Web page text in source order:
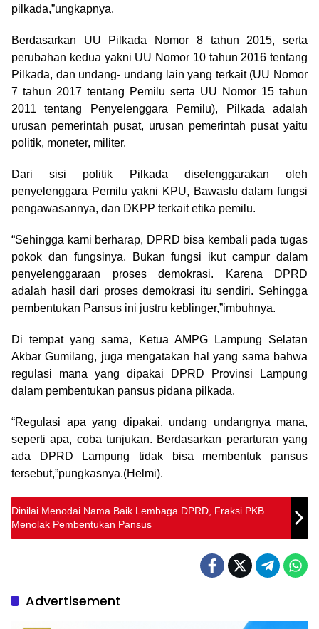
pilkada,”ungkapnya.
Berdasarkan UU Pilkada Nomor 8 tahun 2015, serta
perubahan kedua yakni UU Nomor 10 tahun 2016 tentang
Pilkada, dan undang- undang lain yang terkait (UU Nomor
7 tahun 2017 tentang Pemilu serta UU Nomor 15 tahun
2011 tentang Penyelenggara Pemilu), Pilkada adalah
urusan pemerintah pusat, urusan pemerintah pusat yaitu
politik, moneter, militer.
Dari sisi politik Pilkada diselenggarakan oleh
penyelenggara Pemilu yakni KPU, Bawaslu dalam fungsi
pengawasannya, dan DKPP terkait etika pemilu.
“Sehingga kami berharap, DPRD bisa kembali pada tugas
pokok dan fungsinya. Bukan fungsi ikut campur dalam
penyelenggaraan proses demokrasi. Karena DPRD
adalah hasil dari proses demokrasi itu sendiri. Sehingga
pembentukan Pansus ini justru keblinger,”imbuhnya.
Di tempat yang sama, Ketua AMPG Lampung Selatan
Akbar Gumilang, juga mengatakan hal yang sama bahwa
regulasi mana yang dipakai DPRD Provinsi Lampung
dalam pembentukan pansus pidana pilkada.
“Regulasi apa yang dipakai, undang undangnya mana,
seperti apa, coba tunjukan. Berdasarkan perarturan yang
ada DPRD Lampung tidak bisa membentuk pansus
tersebut,”pungkasnya.(Helmi).
Dinilai Menodai Nama Baik Lembaga DPRD, Fraksi PKB
Menolak Pembentukan Pansus
Advertisement